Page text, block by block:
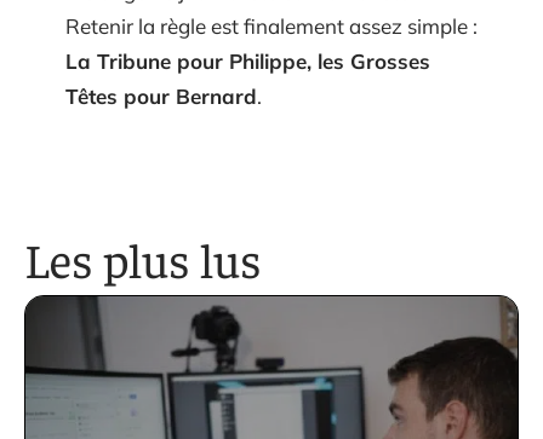
Retenir la règle est finalement assez simple :
La Tribune pour Philippe, les Grosses
Têtes pour Bernard.
Les plus lus